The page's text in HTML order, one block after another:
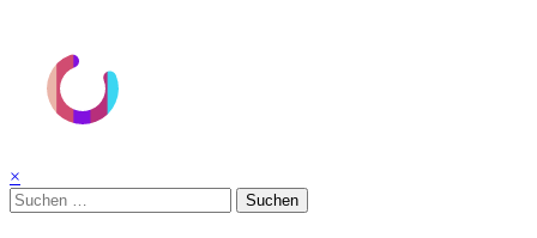
×
Suchen
nach: